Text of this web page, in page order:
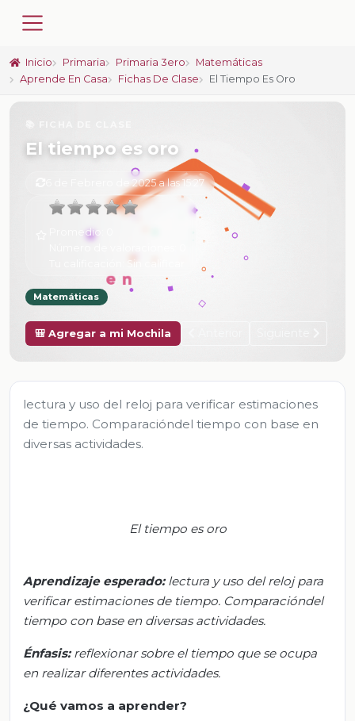
Inicio Primaria Primaria 3ero
Matemáticas
Aprende En Casa
Fichas De Clase El Tiempo Es Oro
El tiempo es oro
6 de Febrero de 2025 a las 15:27
Promedio:
Sin calificar
Matemáticas
🎒 Agregar a mi Mochila
lectura y uso del reloj para verificar estimaciones
de tiempo. Comparacióndel tiempo con base en
diversas actividades.
El tiempo es oro
Aprendizaje esperado: lectura y uso del reloj para
verificar estimaciones de tiempo. Comparacióndel
tiempo con base en diversas actividades.
Énfasis: reflexionar sobre el tiempo que se ocupa
en realizar diferentes actividades.
¿Qué vamos a aprender?